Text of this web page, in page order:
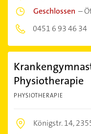
Geschlossen –
0451 6 93 46 34
Physiotherapie
PHYSIOTHERAPIE
Königstr. 14,